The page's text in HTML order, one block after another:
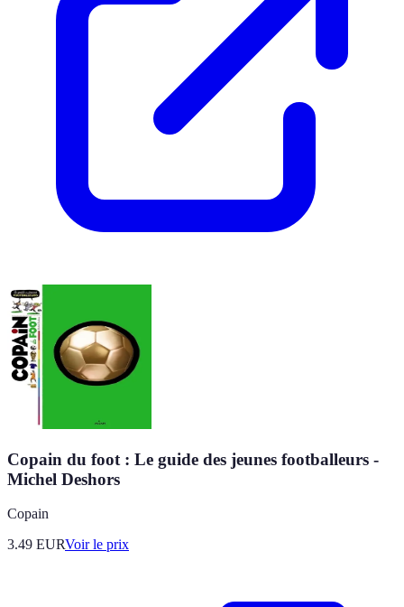
Copain du foot : Le guide des jeunes footballeurs -
Michel Deshors
Copain
3.49 EURVoir le prix